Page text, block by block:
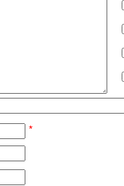
*